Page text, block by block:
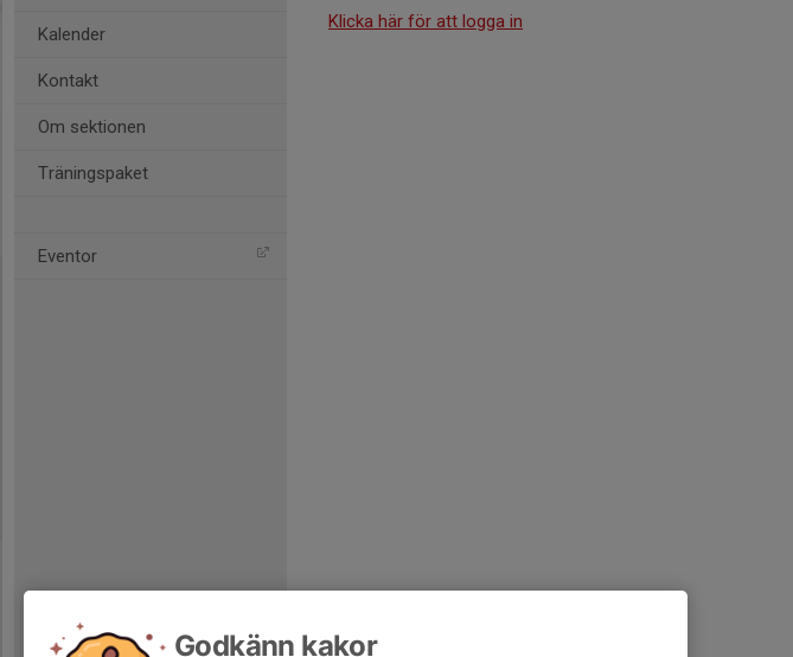
Kalender
Kontakt
Om sektionen
Träningspaket
Eventor
Klicka här för att logga in
Godkänn kakor